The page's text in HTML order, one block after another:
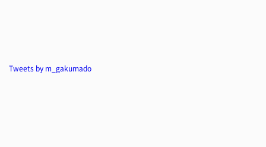
Tweets by m_gakumado